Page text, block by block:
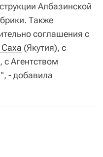
Албазинской
Также
соглашения с
Саха (Якутия), с
, с Агентством
- добавила